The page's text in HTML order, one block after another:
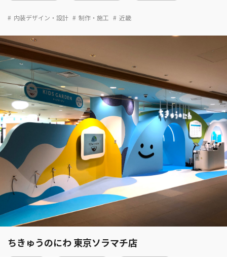
内装デザイン・設計 制作・施工 近畿
ちきゅうのにわ 東京ソラマチ店